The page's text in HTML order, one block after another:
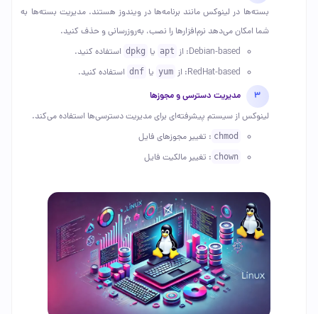
بسته‌ها در لینوکس مانند برنامه‌ها در ویندوز هستند. مدیریت بسته‌ها به
شما امکان می‌دهد نرم‌افزارها را نصب، به‌روزرسانی و حذف کنید.
Debian-based: از
apt یا dpkg استفاده کنید.
RedHat-based: از
yum یا dnf استفاده کنید.
مدیریت دسترسی و مجوزها
لینوکس از سیستم پیشرفته‌ای برای مدیریت دسترسی‌ها استفاده می‌کند.
chmod : تغییر مجوزهای فایل
chown : تغییر مالکیت فایل